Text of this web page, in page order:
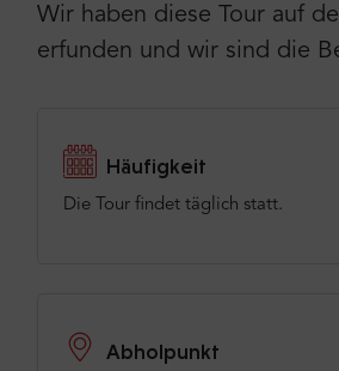
Mehr erfahren oder deine
Wir haben diese Tour auf
erfunden und wir sind die
Häufigkeit
Die Tour findet täglich statt.
Abholpunkt